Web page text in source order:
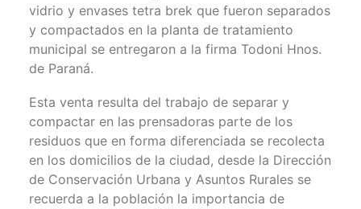
vidrio y envases tetra brek que fueron separados
y compactados en la planta de tratamiento
municipal se entregaron a la firma Todoni Hnos.
de Paraná.
Esta venta resulta del trabajo de separar y
compactar en las prensadoras parte de los
residuos que en forma diferenciada se recolecta
en los domicilios de la ciudad, desde la Dirección
de Conservación Urbana y Asuntos Rurales se
recuerda a la población la importancia de